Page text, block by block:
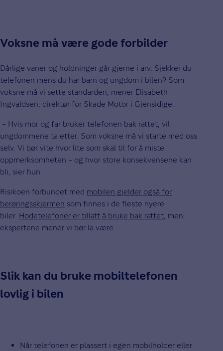
Voksne må være gode forbilder
Dårlige vaner og holdninger går gjerne i arv. Sjekker du
telefonen mens du har barn og ungdom i bilen? Som
voksne må vi sette standarden, mener Elisabeth
Ingvaldsen, direktør for Skade Motor i Gjensidige.
– Hvis mor og far bruker telefonen bak rattet, vil
ungdommene ta etter. Som voksne må vi starte med oss
selv. Vi bør vite hvor lite som skal til for å miste
oppmerksomheten – og hvor store konsekvensene kan
bli, sier hun.
Risikoen forbundet med mobilen gjelder også for
berøringsskjermen som finnes i de fleste nyere
biler. Hodetelefoner er tillatt å bruke bak rattet, men
ekspertene mener vi bør la være.
Slik kan du bruke mobiltelefonen
lovlig i bilen
Når telefonen er plassert i egen mobilholder eller